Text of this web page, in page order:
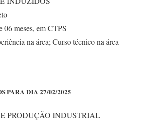
meses, em CTPS
na área; Curso técnico na área
PARA DIA 27/02/2025
PRODUÇÃO INDUSTRIAL